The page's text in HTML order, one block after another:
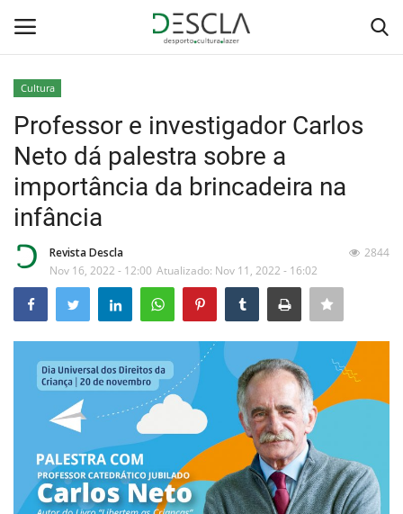
Home
...by Descla
Desporto
Contactos
Sobre Nós
Educação
Estatuto Editorial
Saúde
Cultura
Professor e investigador Carlos
Neto dá palestra sobre a
importância da brincadeira na
infância
Revista Descla
Nov 16, 2022 - 12:00 Atualizado: Nov 11, 2022 - 16:02
2844